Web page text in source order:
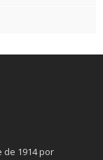
de 1914 por